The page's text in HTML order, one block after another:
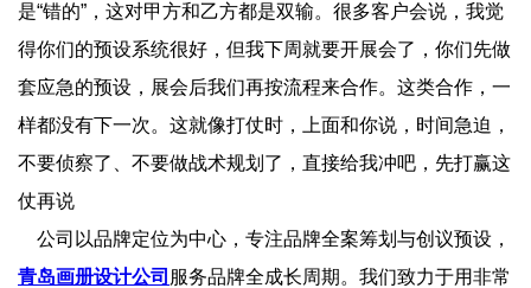
是“错的”，这对甲方和乙方都是双输。很多客户会说，我觉
得你们的预设系统很好，但我下周就要开展会了，你们先做
套应急的预设，展会后我们再按流程来合作。这类合作，一
样都没有下一次。这就像打仗时，上面和你说，时间急迫，
不要侦察了、不要做战术规划了，直接给我冲吧，先打赢这
仗再说
公司以品牌定位为中心，专注品牌全案筹划与创议预设，
青岛画册设计公司 服务品牌全成长周期。我们致力于用非常